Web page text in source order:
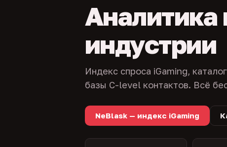
индустрии
Индекс спроса iGaming,
базы C-level контактов. Всё
NeBlask — индекс iGaming